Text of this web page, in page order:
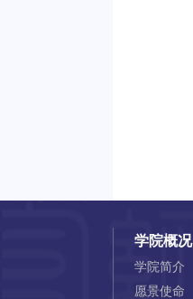
学院概况
学院简介
愿景使命